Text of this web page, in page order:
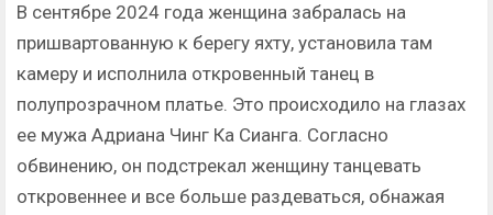
В сентябре 2024 года женщина забралась на
пришвартованную к берегу яхту, установила там
камеру и исполнила откровенный танец в
полупрозрачном платье. Это происходило на глазах
ее мужа Адриана Чинг Ка Сианга. Согласно
обвинению, он подстрекал женщину танцевать
откровеннее и все больше раздеваться, обнажая